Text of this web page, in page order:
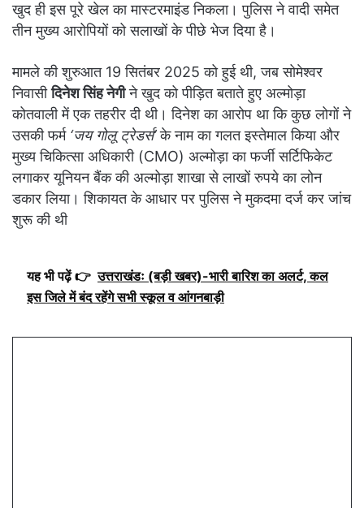
खुद ही इस पूरे खेल का मास्टरमाइंड निकला। पुलिस ने वादी समेत
तीन मुख्य आरोपियों को सलाखों के पीछे भेज दिया है।
मामले की शुरुआत 19 सितंबर 2025 को हुई थी, जब सोमेश्वर
निवासीदिनेश सिंह नेगीने खुद को पीड़ित बताते हुए अल्मोड़ा
कोतवाली में एक तहरीर दी थी। दिनेश का आरोप था कि कुछ लोगों ने
उसकी फर्म ‘जय गोलू ट्रेडर्स’के नाम का गलत इस्तेमाल किया और
मुख्य चिकित्सा अधिकारी (CMO) अल्मोड़ा का फर्जी सर्टिफिकेट
लगाकर यूनियन बैंक की अल्मोड़ा शाखा से लाखों रुपये का लोन
डकार लिया। शिकायत के आधार पर पुलिस ने मुकदमा दर्ज कर जांच
शुरू की थी
यह भी पढ़ें 👉 उत्तराखंडः (बड़ी खबर)-भारी बारिश का अलर्ट, कल
इस जिले में बंद रहेंगे सभी स्कूल व आंगनबाड़ी